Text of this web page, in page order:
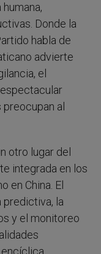
Donde la
habla de
advierte
el
al
otro lugar del
integrada en los
en China. El
la
y el monitoreo